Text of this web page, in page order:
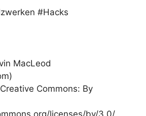
#Hacks
MacLeod
Commons: By
licenses/by/3.0/